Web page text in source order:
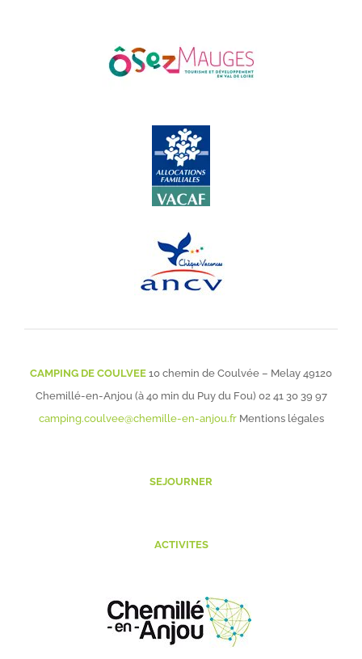
CAMPING DE COULVEE 10 chemin de Coulvée – Melay 49120
Chemillé-en-Anjou (à 40 min du Puy du Fou) 02 41 30 39 97
camping.coulvee@chemille-en-anjou.fr Mentions légales
SEJOURNER
ACTIVITES